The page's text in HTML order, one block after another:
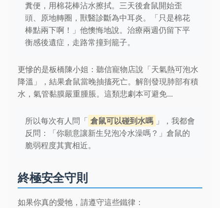
糞便，用棉花棒沾水擦拭。三天後倉鼠開始歪
頭、原地轉圈，獸醫診斷為中耳炎。「只是棉花
棒點兩下啊！」他懊悔地說。治療兩週仍留下平
衡感後遺症，走路常撞到籠子。
更慘的是板橋陳小姐：聽信寵物店說「天氣熱可泡水
降溫」，結果倉鼠當晚抽搐死亡。解剖發現肺部有積
水，氣管黏膜嚴重腫脹。這類悲劇本可避免...
所以每次有人問「 倉鼠可以碰到水嗎 」，我都會
反問：「你願意讓新生兒泡冷水澡嗎？」倉鼠的
脆弱程度其實相近。
終極安全守則
如果你真的愛牠，請遵守這些鐵律：